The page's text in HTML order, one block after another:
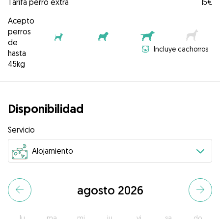
Tarifa perro extra
15€
Acepto
perros
de
hasta
45kg
Incluye cachorros
Disponibilidad
Servicio
agosto 2026